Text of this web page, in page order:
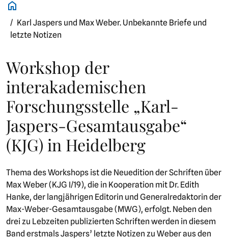
Karl Jaspers und Max Weber. Unbekannte Briefe und
letzte Notizen
Workshop der
interakademischen
Forschungsstelle „Karl-
Jaspers-Gesamtausgabe“
(KJG) in Heidelberg
Thema des Workshops ist die Neuedition der Schriften über
Max Weber (KJG I/19), die in Kooperation mit Dr. Edith
Hanke, der langjährigen Editorin und Generalredaktorin der
Max-Weber-Gesamtausgabe (MWG), erfolgt. Neben den
drei zu Lebzeiten publizierten Schriften werden in diesem
Band erstmals Jaspers’ letzte Notizen zu Weber aus den